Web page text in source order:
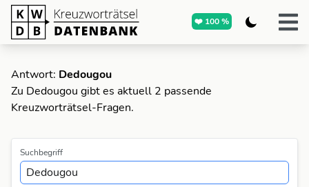
❤️ 100 %
Antwort: Dedougou
Zu Dedougou gibt es aktuell 2 passende
Kreuzworträtsel-Fragen.
Suchbegriff